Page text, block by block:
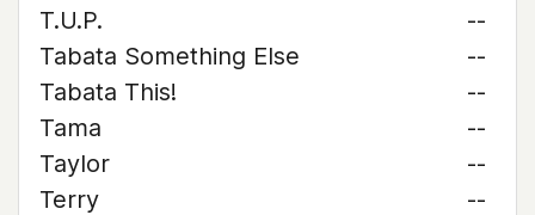
T.U.P.
--
Tabata Something Else
--
Tabata This!
--
Tama
--
Taylor
--
Terry
--